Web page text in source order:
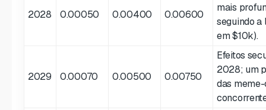
2028 0.00050 0.00400 0.00600
mais
seguindo a
em $10k).
2029 0.00070 0.00500 0.00750
Efeitos
2028; um
das